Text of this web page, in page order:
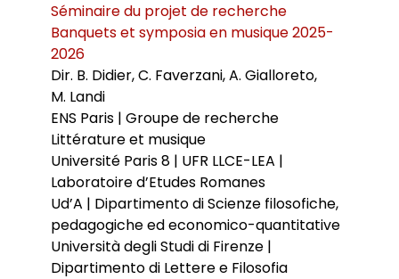
Collection HAL
Le LER sur Vimeo
Séminaire du projet de recherche
Banquets et symposia en musique 2025-
2026
Dir. B. Didier, C. Faverzani, A. Gialloreto,
M. Landi
ENS Paris | Groupe de recherche
Littérature et musique
Université Paris 8 | UFR LLCE-LEA |
Laboratoire d’Etudes Romanes
Ud’A | Dipartimento di Scienze filosofiche,
pedagogiche ed economico-quantitative
Università degli Studi di Firenze |
Dipartimento di Lettere e Filosofia